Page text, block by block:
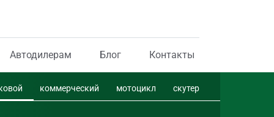
Автодилерам Блог Контакты
коммерческий мотоцикл скутер